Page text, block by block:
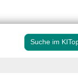
Suche im